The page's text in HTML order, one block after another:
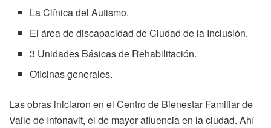
La Clínica del Autismo.
El área de discapacidad de Ciudad de la Inclusión.
3 Unidades Básicas de Rehabilitación.
Oficinas generales.
Las obras iniciaron en el Centro de Bienestar Familiar de
Valle de Infonavit, el de mayor afluencia en la ciudad. Ahí